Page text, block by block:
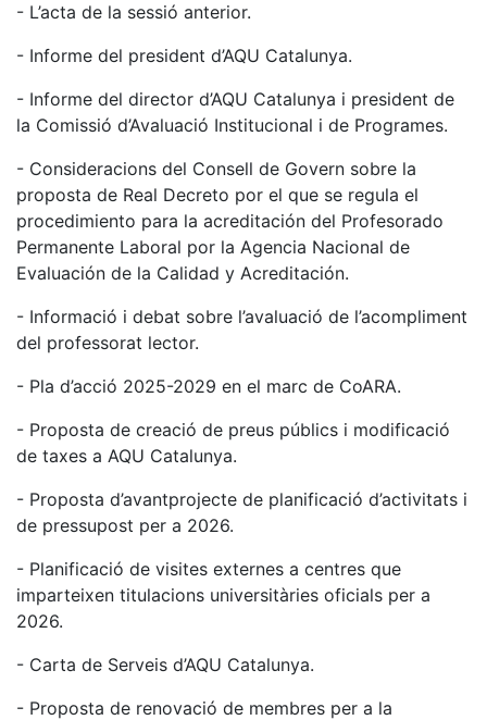
- L’acta de la sessió anterior.
- Informe del president d’AQU Catalunya.
- Informe del director d’AQU Catalunya i president de
la Comissió d’Avaluació Institucional i de Programes.
- Consideracions del Consell de Govern sobre la
proposta de Real Decreto por el que se regula el
procedimiento para la acreditación del Profesorado
Permanente Laboral por la Agencia Nacional de
Evaluación de la Calidad y Acreditación.
- Informació i debat sobre l’avaluació de l’acompliment
del professorat lector.
- Pla d’acció 2025-2029 en el marc de CoARA.
- Proposta de creació de preus públics i modificació
de taxes a AQU Catalunya.
- Proposta d’avantprojecte de planificació d’activitats i
de pressupost per a 2026.
- Planificació de visites externes a centres que
imparteixen titulacions universitàries oficials per a
2026.
- Carta de Serveis d’AQU Catalunya.
- Proposta de renovació de membres per a la